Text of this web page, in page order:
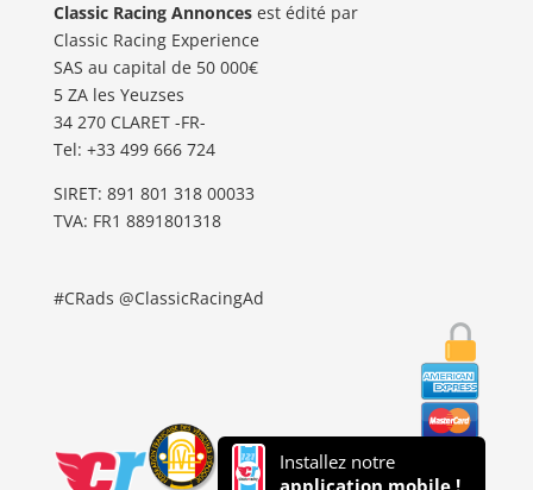
Classic Racing Annoncesest édité par
Classic Racing Experience
SAS au capital de 50 000€
5 ZA les Yeuzses
34 270 CLARET -FR-
Tel: ‭+33 499 666 724‬
SIRET: 891 801 318 00033
TVA: FR1 8891801318
#CRads @ClassicRacingAd
Installez notre